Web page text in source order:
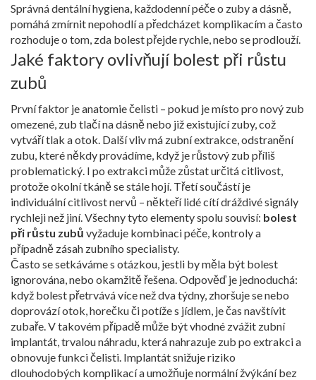
Správnádentální hygiena, každodenní péče o zuby a dásně,
pomáhá zmírnit nepohodlí a předcházet komplikacíma často
rozhoduje o tom, zda bolest přejde rychle, nebo se prodlouží.
Jaké faktory ovlivňují bolest při růstu
zubů
První faktor je anatomie čelisti – pokud je místo pro nový zub
omezené, zub tlačí na dásně nebo již existující zuby, což
vytváří tlak a otok. Další vliv má zubní extrakce,odstranění
zubu, které někdy provádíme, když je růstový zub příliš
problematický. I po extrakci může zůstat určitá citlivost,
protože okolní tkáně se stále hojí. Třetí součástí je
individuální citlivost nervů – někteří lidé cítí dráždivé signály
rychleji než jiní. Všechny tyto elementy spolu souvisí: bolest
při růstu zubů vyžaduje kombinaci péče, kontroly a
případně zásah zubního specialisty.
Často se setkáváme s otázkou, jestli by měla být bolest
ignorována, nebo okamžitě řešena. Odpověď je jednoduchá:
když bolest přetrvává více než dva týdny, zhoršuje se nebo
doprovází otok, horečku či potíže s jídlem, je čas navštívit
zubaře. V takovém případě může být vhodné zvážit zubní
implantát,trvalou náhradu, která nahrazuje zub po extrakci a
obnovuje funkci čelisti. Implantát snižuje riziko
dlouhodobých komplikací a umožňuje normální žvýkání bez